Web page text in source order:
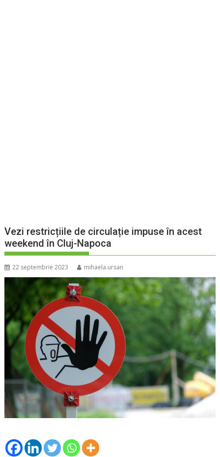
Vezi restricțiile de circulație impuse în acest
weekend în Cluj-Napoca
22 septembrie 2023 mihaela.ursan